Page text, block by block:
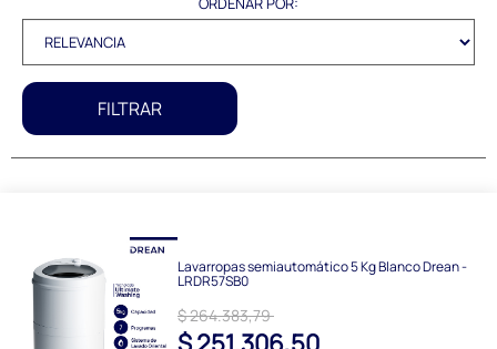
FILTRAR
Lavarropas semiautomático 5 Kg Blanco Drean -
LRDR57SB0
$ 264.383,79